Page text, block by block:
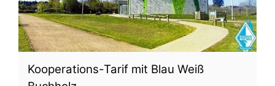
Kooperations-Tarif mit Blau Weiß